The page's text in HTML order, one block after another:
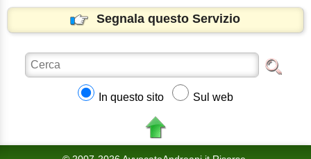
Segnala questo Servizio
In questo sito Sul web